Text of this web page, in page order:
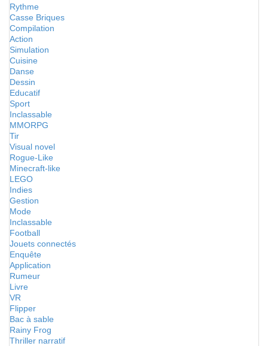
Rythme
Casse Briques
Compilation
Action
Simulation
Cuisine
Danse
Dessin
Educatif
Sport
Inclassable
MMORPG
Tir
Visual novel
Rogue-Like
Minecraft-like
LEGO
Indies
Gestion
Mode
Inclassable
Football
Jouets connectés
Enquête
Application
Rumeur
Livre
VR
Flipper
Bac à sable
Rainy Frog
Thriller narratif